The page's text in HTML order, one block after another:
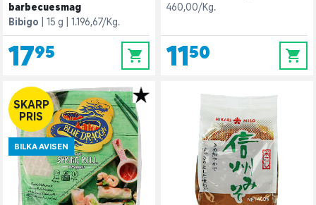
barbecuesmag
Bibigo
15 g 1.196,67/Kg.
17,95 0
460,00/Kg.
11,50 0
SKARP
PRIS
BILKA AVISEN